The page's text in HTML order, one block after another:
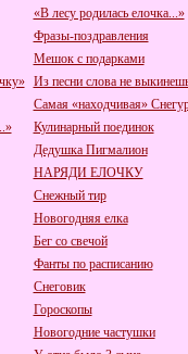
«В лесу родилась елочка...»
Фразы-поздравления
Мешок с подарками
Из песни слова не
Самая «находчивая»
Кулинарный поединок
Дедушка Пигмалион
НАРЯДИ ЕЛОЧКУ
Снежный тир
Новогодняя елка
Бег со свечой
Фанты по расписанию
Снеговик
Гороскопы
Новогодние частушки